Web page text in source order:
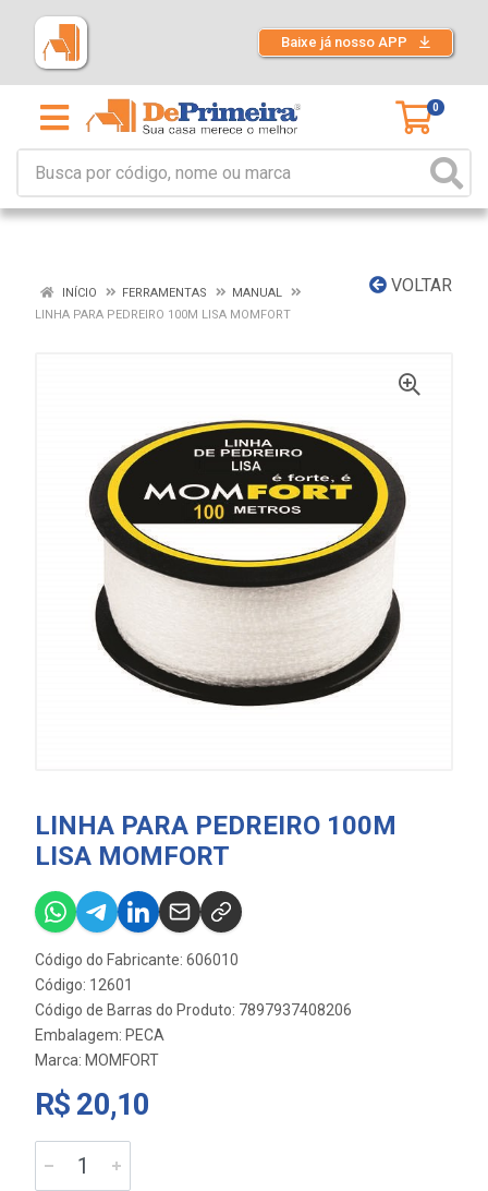
Baixe já nosso APP
0
VOLTAR
INÍCIO FERRAMENTAS
MANUAL
LINHA PARA PEDREIRO 100M LISA MOMFORT
LINHA PARA PEDREIRO 100M
LISA MOMFORT
Código do Fabricante: 606010
Código: 12601
Código de Barras do Produto: 7897937408206
Embalagem: PECA
Marca: MOMFORT
R$ 20,10